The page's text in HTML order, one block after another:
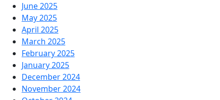
June 2025
May 2025
April 2025
March 2025
February 2025
January 2025
December 2024
November 2024